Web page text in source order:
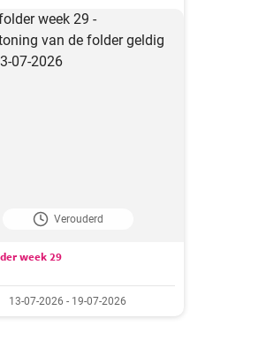
Verouderd
week 29
13-07-2026 - 19-07-2026